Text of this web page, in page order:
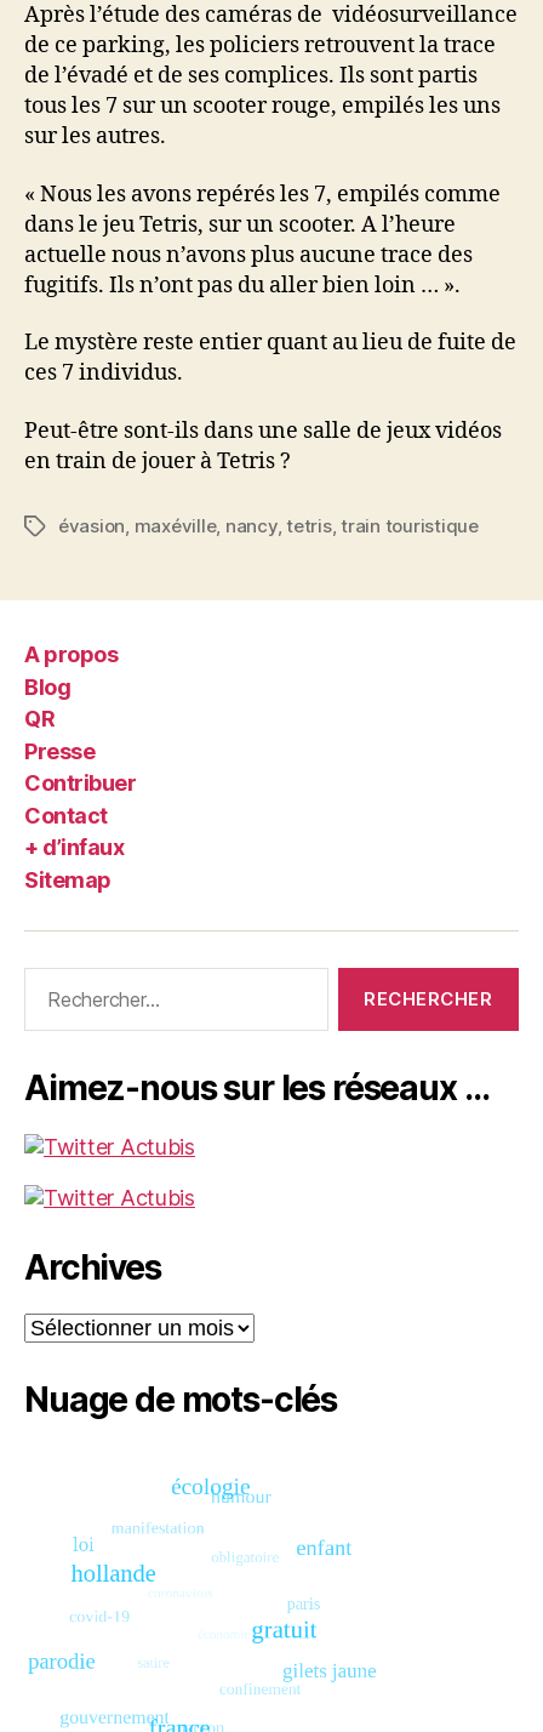
Après l’étude des caméras de vidéosurveillance
de ce parking, les policiers retrouvent la trace
de l’évadé et de ses complices. Ils sont partis
tous les 7 sur un scooter rouge, empilés les uns
sur les autres.
« Nous les avons repérés les 7, empilés comme
dans le jeu Tetris, sur un scooter. A l’heure
actuelle nous n’avons plus aucune trace des
fugitifs. Ils n’ont pas du aller bien loin … ».
Le mystère reste entier quant au lieu de fuite de
ces 7 individus.
Peut-être sont-ils dans une salle de jeux vidéos
en train de jouer à Tetris ?
Étiquettes
évasion maxéville, nancy,tetris,train touristique
A propos
Blog
QR
Presse
Contribuer
Contact
+ d’infaux
Sitemap
Aimez-nous sur les réseaux …
Archives
Archives
Nuage de mots-clés